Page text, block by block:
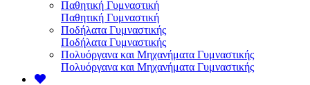
Παθητική Γυμναστική
Παθητική Γυμναστική
Ποδήλατα Γυμναστικής
Ποδήλατα Γυμναστικής
Πολυόργανα και Μηχανήματα Γυμναστικής
Πολυόργανα και Μηχανήματα Γυμναστικής